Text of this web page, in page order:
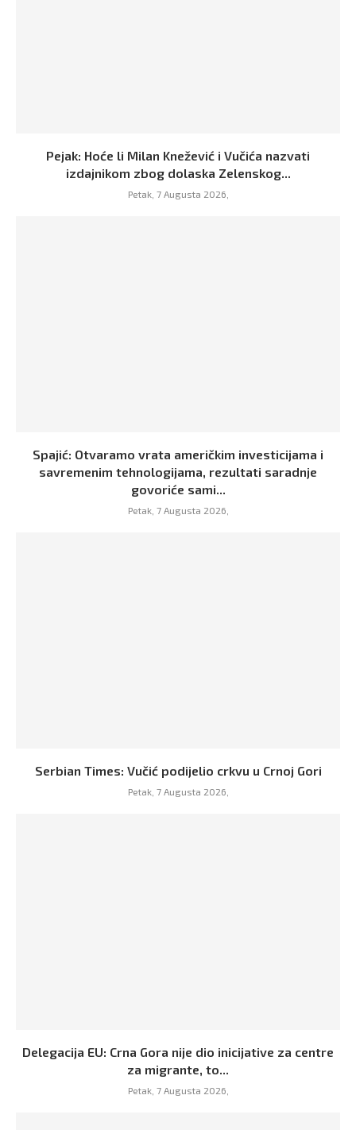
Pejak: Hoće li Milan Knežević i Vučića nazvati
izdajnikom zbog dolaska Zelenskog...
Petak, 7 Augusta 2026,
Spajić: Otvaramo vrata američkim investicijama i
savremenim tehnologijama, rezultati saradnje
govoriće sami...
Petak, 7 Augusta 2026,
Serbian Times: Vučić podijelio crkvu u Crnoj Gori
Petak, 7 Augusta 2026,
Delegacija EU: Crna Gora nije dio inicijative za centre
za migrante, to...
Petak, 7 Augusta 2026,